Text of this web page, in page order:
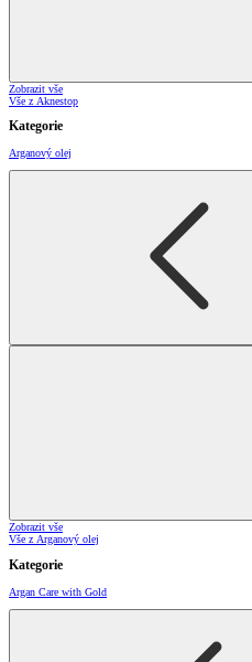
Zobrazit vše
Vše z Aknestop
Kategorie
Arganový olej
Zobrazit vše
Vše z Arganový olej
Kategorie
Argan Care with Gold